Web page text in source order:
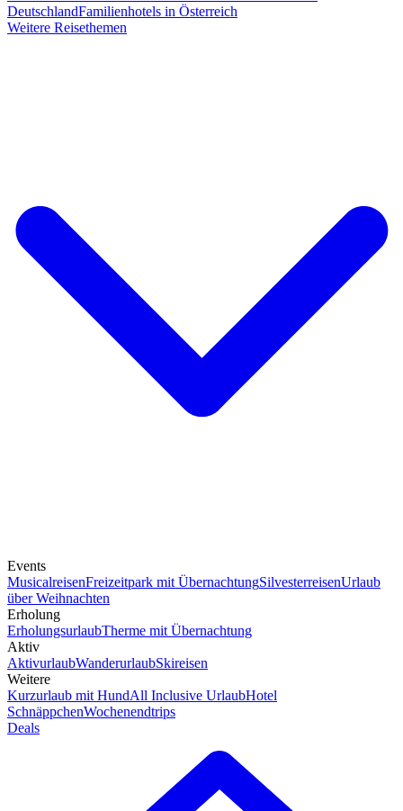
DeutschlandFamilienhotels in Österreich
Weitere Reisethemen
Events
MusicalreisenFreizeitpark mit ÜbernachtungSilvesterreisenUrlaub
über Weihnachten
Erholung
ErholungsurlaubTherme mit Übernachtung
Aktiv
AktivurlaubWanderurlaubSkireisen
Weitere
Kurzurlaub mit HundAll Inclusive UrlaubHotel
SchnäppchenWochenendtrips
Deals